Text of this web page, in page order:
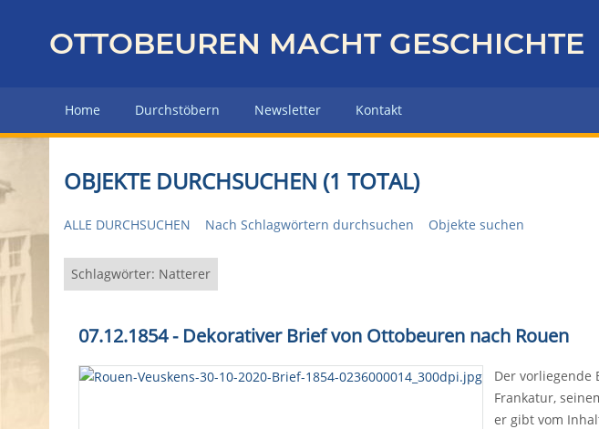
z
r
H
u
p
e
OTTOBEUREN MACHT GESCHICHTE
Home Durchstöbern Newsletter Kontakt
OBJEKTE DURCHSUCHEN (1 TOTAL)
ALLE DURCHSUCHEN Nach Schlagwörtern durchsuchen Objekte suchen
Schlagwörter: Natterer
07.12.1854 - Dekorativer Brief von Ottobeuren nach Rouen
Der vorliegende
Frankatur,
er gibt vom